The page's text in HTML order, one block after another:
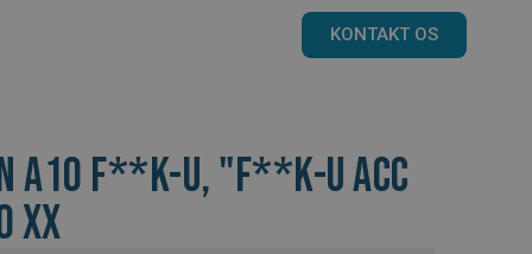
KONTAKT OS
A10 F**K-U, "F**K-U ACC
XX